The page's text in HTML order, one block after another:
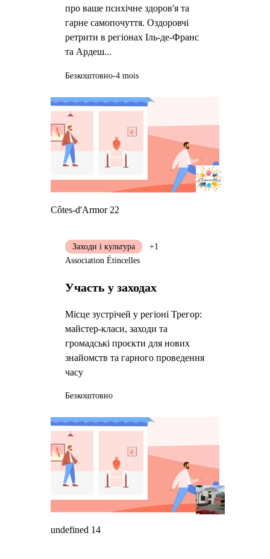
про ваше психічне здоров'я та
гарне самопочуття. Оздоровчі
ретрити в регіонах Іль-де-Франс
та Ардеш...
Безкоштовно-4 mois
Côtes-d'Armor 22
Участь у заходах
Місце зустрічей у регіоні Трегор:
майстер-класи, заходи та
громадські проєкти для нових
знайомств та гарного проведення
часу
Заходи і культура
+1
Association Étincelles
Безкоштовно
undefined 14